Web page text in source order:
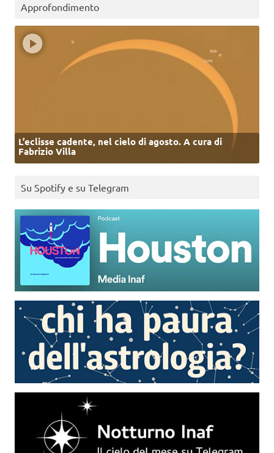
Approfondimento
L’eclisse cadente, nel cielo di agosto. A cura di
Fabrizio Villa
Su Spotify e su Telegram